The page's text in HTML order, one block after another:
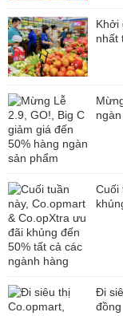
Khởi
nhất
Cuối
Đi
đồng